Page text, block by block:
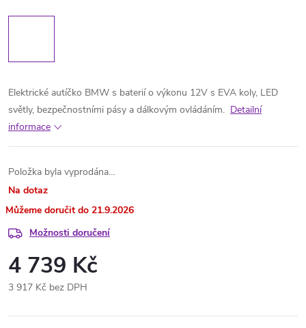
Elektrické autíčko BMW s baterií o výkonu 12V s EVA koly, LED
světly, bezpečnostními pásy a dálkovým ovládáním. Detailní
informace
Položka byla vyprodána…
Na dotaz
21.9.2026
Možnosti doručení
4 739 Kč
3 917 Kč bez DPH
cena: